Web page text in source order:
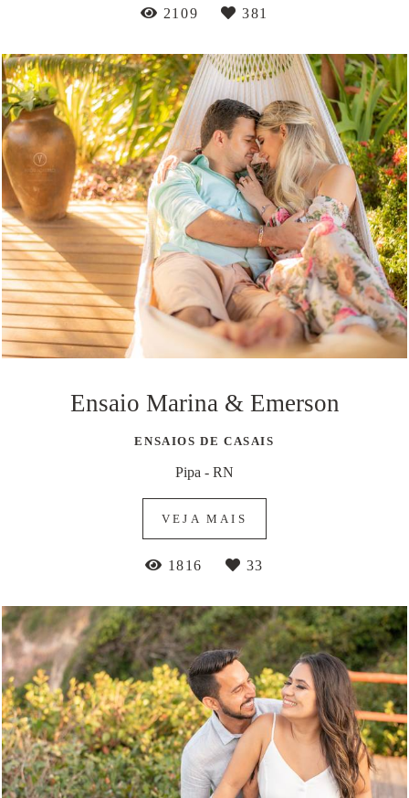
2109 381
Ensaio Marina & Emerson
ENSAIOS DE CASAIS
Pipa - RN
VEJA MAIS
1816 33